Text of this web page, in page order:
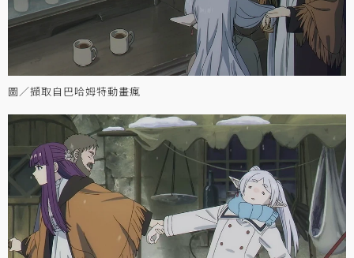
圖／擷取自巴哈姆特動畫瘋